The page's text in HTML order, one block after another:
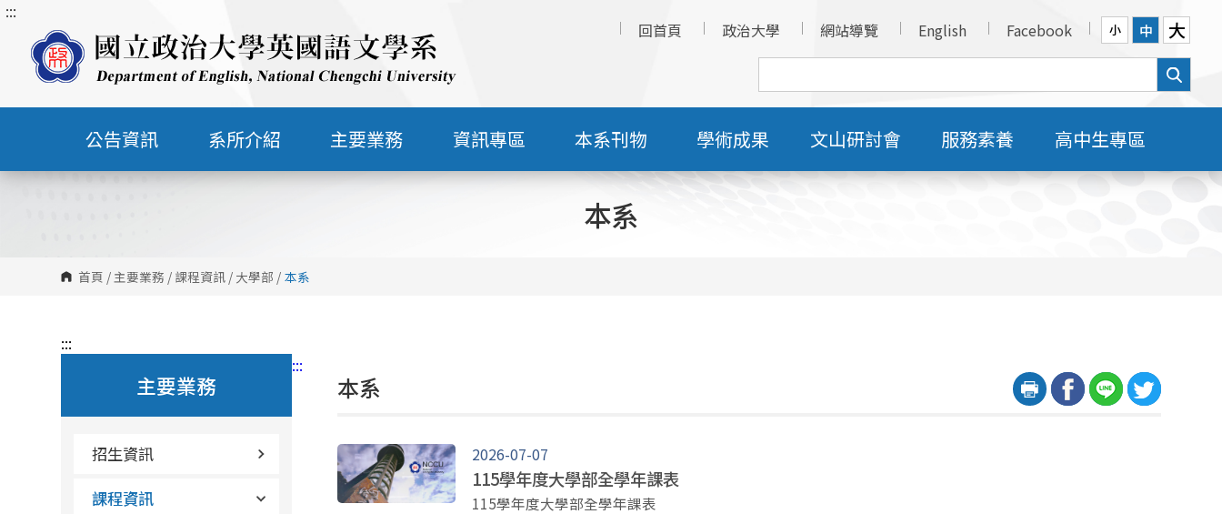
跳
內
塊
:::
回首頁
政治大學 網站導覽 English Facebook 小 中 大
公告資訊 系所介紹 主要業務 資訊專區 本系刊物 學術成果 文山研討會 服務素養 高中生專區
本系
首頁 /主要業務 / 課程資訊 / 大學部 / 本系
:::
主要業務
招生資訊
課程資訊
:::
本系
2026-07-07
115學年度大學部全學年課表
115學年度大學部全學年課表